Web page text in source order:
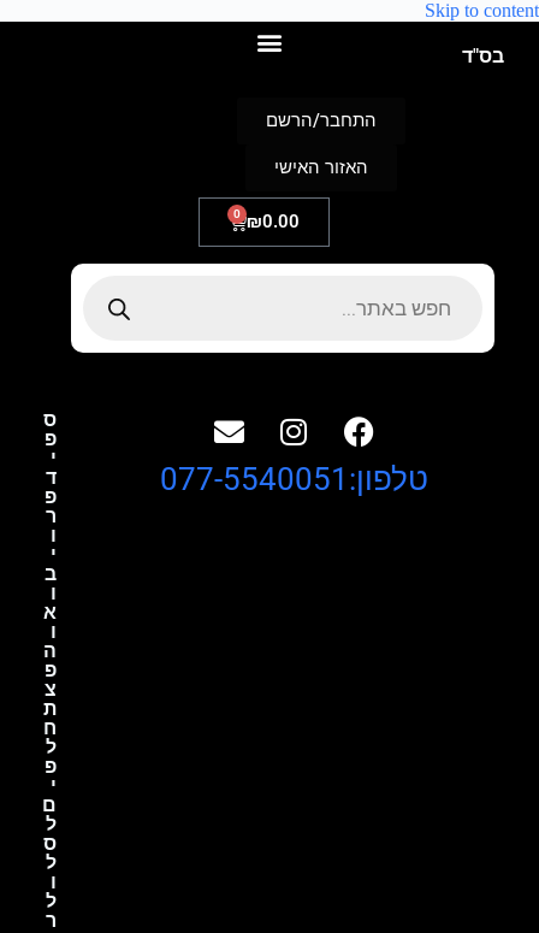
Skip to content
בס"ד
₪0.00
0
התחבר/הרשם
האזור האישי
ס
פ
י
ד
פ
ר
ו
י
ב
ו
א
ו
ה
פ
צ
ת
ח
ל
פ
י
ם
ל
ס
ל
ו
ל
ר
טלפון:077-5540051